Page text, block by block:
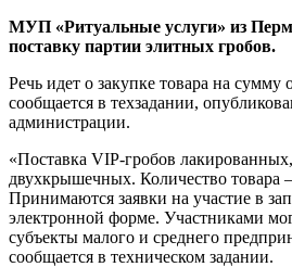
МУП «Ритуальные услуги» из
поставку партии элитных гробов.
Речь идет о закупке товара на сумму
сообщается в техзадании,
администрации.
«Поставка VIP-гробов
двухкрышечных. Количество товара
Принимаются заявки на участие в
электронной форме. Участниками
субъекты малого и среднего
сообщается в техническом задании.